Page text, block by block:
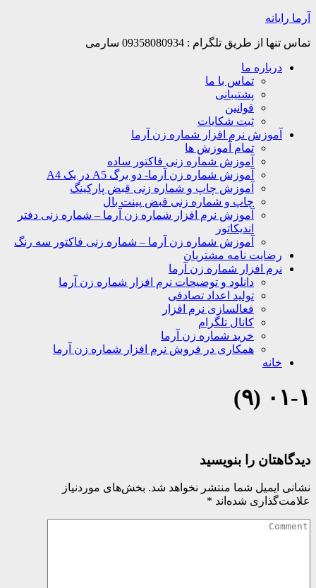
Skip
content
آرما رایانه
تماس تنها از طریق تلگرام : 09358080934 سارمی
درباره ما
تماس با ما
پشتیبانی
قوانین
ثبت شکایات
آموزش نرم افزار شماره زن آرما
تمام آموزش ها
آموزش شماره زنی فاکتور ساده
آموزش شماره زن آرما- دو برگ A5 در یک A4
آموزش چاپ و شماره زنی قبض پارکینگ
چاپ و شماره زنی قبض پینت بال
آموزش نرم افزار شماره زن آرما – شماره زنی دفتر
اندیکاتور
آموزش شماره زن آرما – شماره زنی فاکتور سه رنگ
رضایت نامه مشتریان
نرم افزار شماره زن آرما
دانلود و توضیحات نرم افزار شماره زن آرما
تولید اعداد تصادفی
فعالسازی نرم افزار
کانال تلگرام
خرید شماره زن آرما
همکاری در فروش نرم افزار شماره زن آرما
خانه
۰۱-۱ (۹)
دیدگاهتان را بنویسید
نشانی ایمیل شما منتشر نخواهد شد. بخش‌های موردنیاز
علامت‌گذاری شده‌اند *